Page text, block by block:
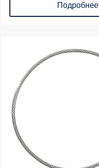
Подробнее